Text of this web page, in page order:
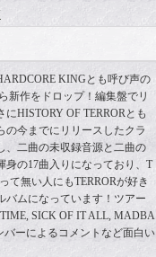
KINGとも呼び声の
新作をドロップ！編集盤でリ
HISTORY OF TERRORとも
の今までにリリースしたクラ
、二曲の未収録音源と二曲の
身の17曲入りになっており、T
て無い人にもTERRORが好き
バムになっています！ツアー
SICK OF IT ALL, MADBA
ーによるコメントなど面白い